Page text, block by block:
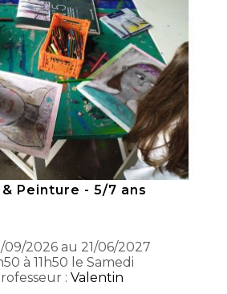
Peinture - 5/7 ans
09/2026 au 21/06/2027
à 11h50 le Samedi
: Valentin